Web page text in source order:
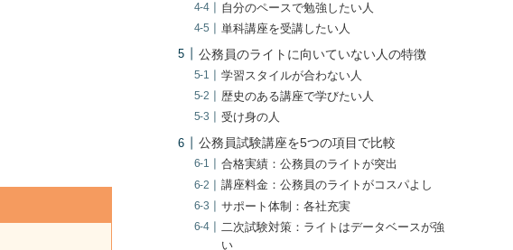
自分のペースで勉強したい人
単科講座を受講したい人
公務員のライトに向いていない人の特徴
学習スタイルが合わない人
歴史のある講座で学びたい人
受け身の人
公務員試験講座を5つの項目で比較
合格実績：公務員のライトが突出
講座料金：公務員のライトがコスパよし
サポート体制：各社充実
二次試験対策：ライトはデータベースが強
い